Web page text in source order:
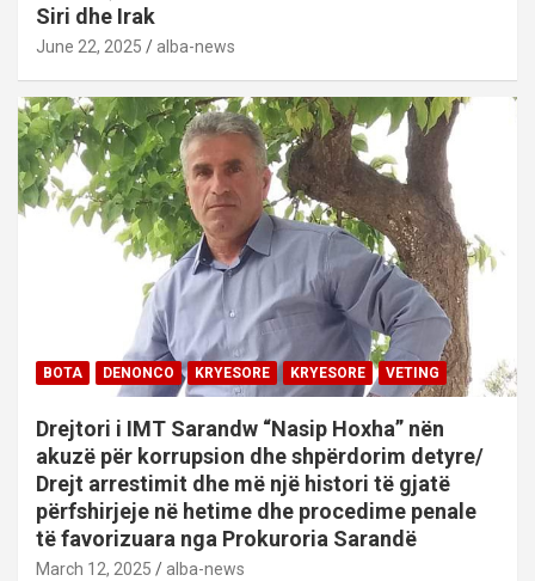
Siri dhe Irak
June 22, 2025 alba-news
BOTA DENONCO KRYESORE KRYESORE VETING
Drejtori i IMT Sarandw “Nasip Hoxha” nën
akuzë për korrupsion dhe shpërdorim detyre/
Drejt arrestimit dhe më një histori të gjatë
përfshirjeje në hetime dhe procedime penale
të favorizuara nga Prokuroria Sarandë
March 12, 2025 alba-news